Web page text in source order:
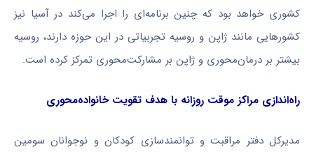
کشوری خواهد بود که چنین برنامه‌ای را اجرا می‌کند در آسیا نیز
کشورهایی مانند ژاپن و روسیه تجربیاتی در این حوزه دارند، روسیه
بیشتر بر درمان‌محوری و ژاپن بر مشارکت‌محوری تمرکز کرده است.
راه‌اندازی مراکز موقت روزانه با هدف تقویت خانواده‌محوری
مدیرکل دفتر مراقبت و توانمندسازی کودکان و نوجوانان سومین